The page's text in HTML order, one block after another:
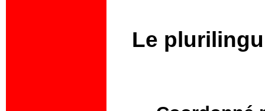
Le